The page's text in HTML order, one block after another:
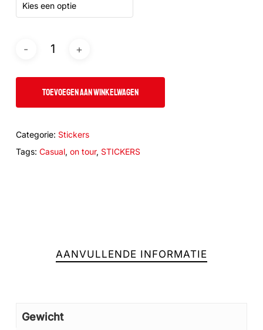
Kies een optie
TOEVOEGEN AAN WINKELWAGEN
Categorie: Stickers
Tags: Casual, on tour, STICKERS
AANVULLENDE INFORMATIE
Gewicht